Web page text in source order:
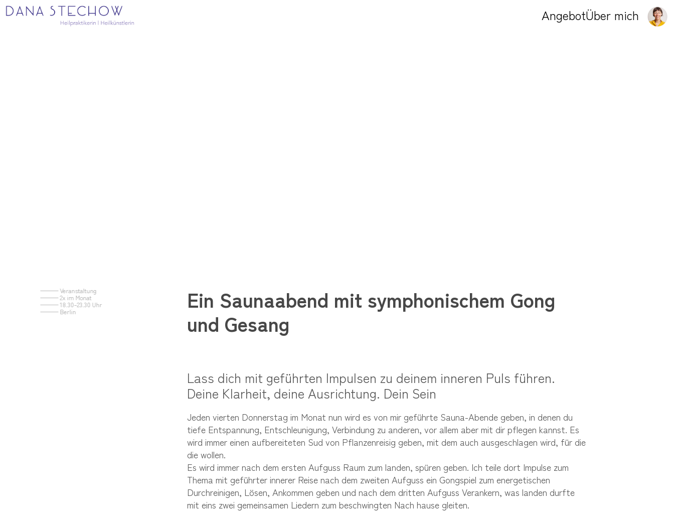
AngebotÜber mich
——— Veranstaltung
——— 2x im Monat
——— 18.30–23.30 Uhr
——— Berlin
Ein Saunaabend mit symphonischem Gong
und Gesang
Lass dich mit geführten Impulsen zu deinem inneren Puls führen.
Deine Klarheit, deine Ausrichtung. Dein Sein
Jeden vierten Donnerstag im Monat nun wird es von mir geführte Sauna-Abende geben, in denen du
tiefe Entspannung, Entschleunigung, Verbindung zu anderen, vor allem aber mit dir pflegen kannst. Es
wird immer einen aufbereiteten Sud von Pflanzenreisig geben, mit dem auch ausgeschlagen wird, für die
die wollen.
Es wird immer nach dem ersten Aufguss Raum zum landen, spüren geben. Ich teile dort Impulse zum
Thema mit geführter innerer Reise nach dem zweiten Aufguss ein Gongspiel zum energetischen
Durchreinigen, Lösen, Ankommen geben und nach dem dritten Aufguss Verankern, was landen durfte
mit eins zwei gemeinsamen Liedern zum beschwingten Nach hause gleiten.